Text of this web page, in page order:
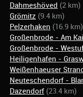
Dahmeshöved (2 km)
Grömitz (9.4 km)
Pelzerhaken (16.9 km)
Großenbrode - Am Kai
Großenbrode -
Heiligenhafen -
Weißenhaeuser
Neuteschendorf -
Dazendorf (23.4 km)